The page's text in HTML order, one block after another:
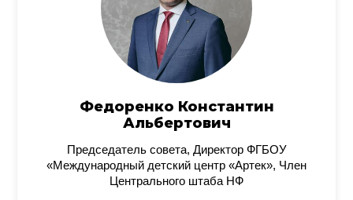
Федоренко Константин
Альбертович
Председатель совета, Директор ФГБОУ
«Международный детский центр «Артек», Член
Центрального штаба НФ